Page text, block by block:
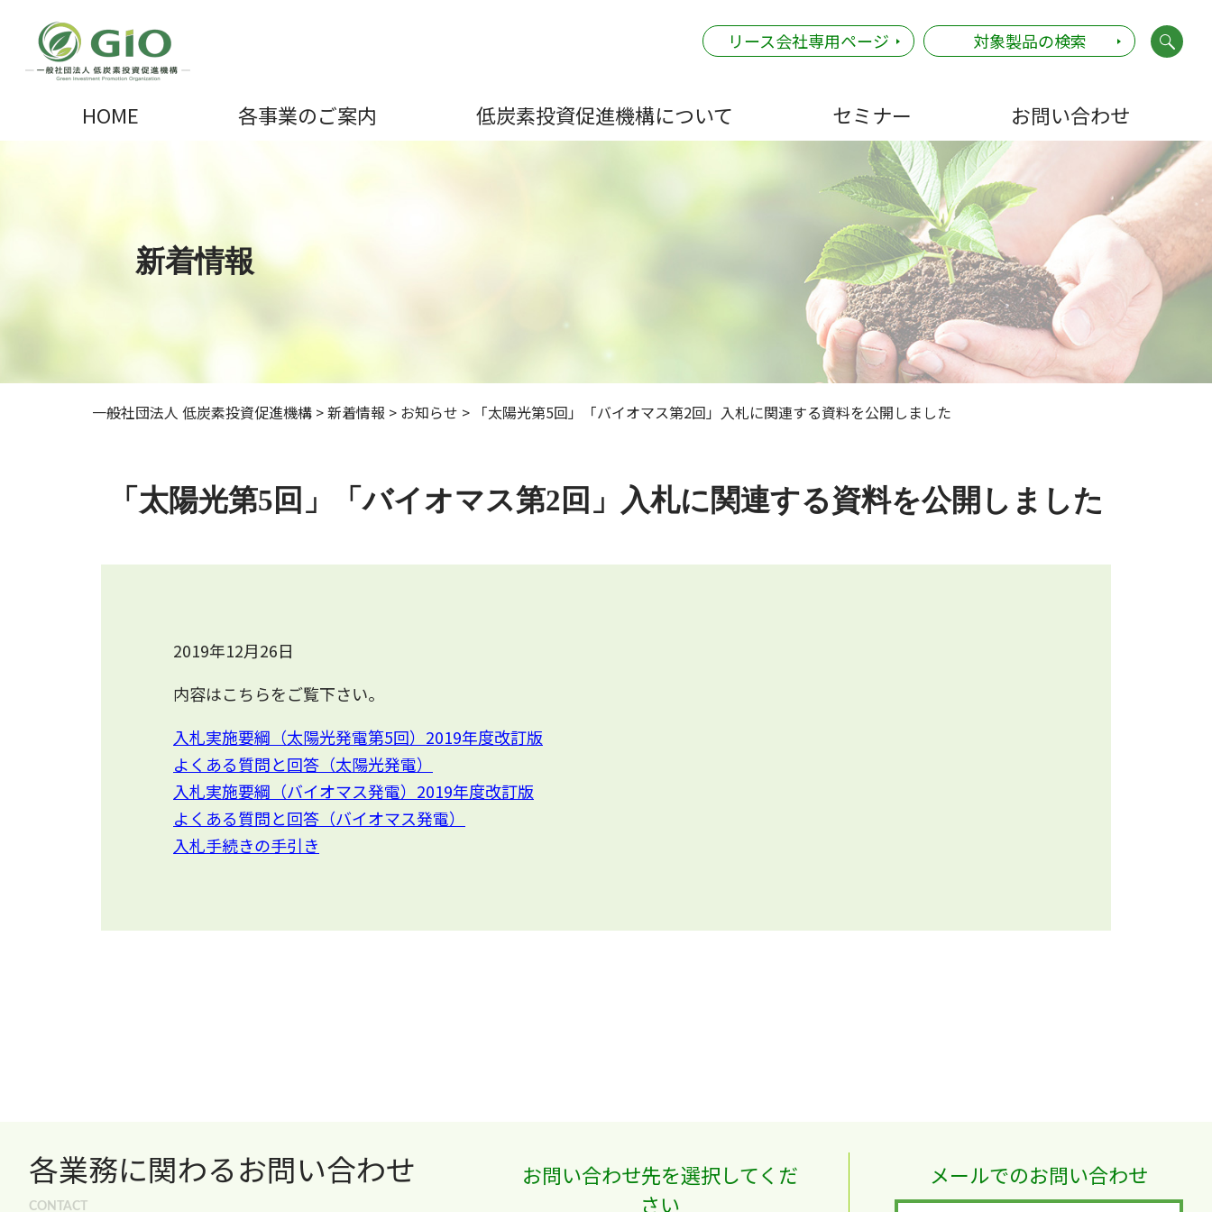
リース会社専用ページ 対象製品の検索
HOME 各事業のご案内 低炭素投資促進機構について セミナー お問い合わせ
新着情報
一般社団法人 低炭素投資促進機構 >新着情報 > お知らせ > 「太陽光第5回」「バイオマス第2回」入札に関連する資料を公開しました
「太陽光第5回」「バイオマス第2回」入札に関連する資料を公開しました
2019年12月26日
内容はこちらをご覧下さい。
入札実施要綱（太陽光発電第5回）2019年度改訂版
よくある質問と回答（太陽光発電）
入札実施要綱（バイオマス発電）2019年度改訂版
よくある質問と回答（バイオマス発電）
入札手続きの手引き
各業務に関わるお問い合わせ
CONTACT
お問い合わせ先を選択してくだ
さい
メールでのお問い合わせ